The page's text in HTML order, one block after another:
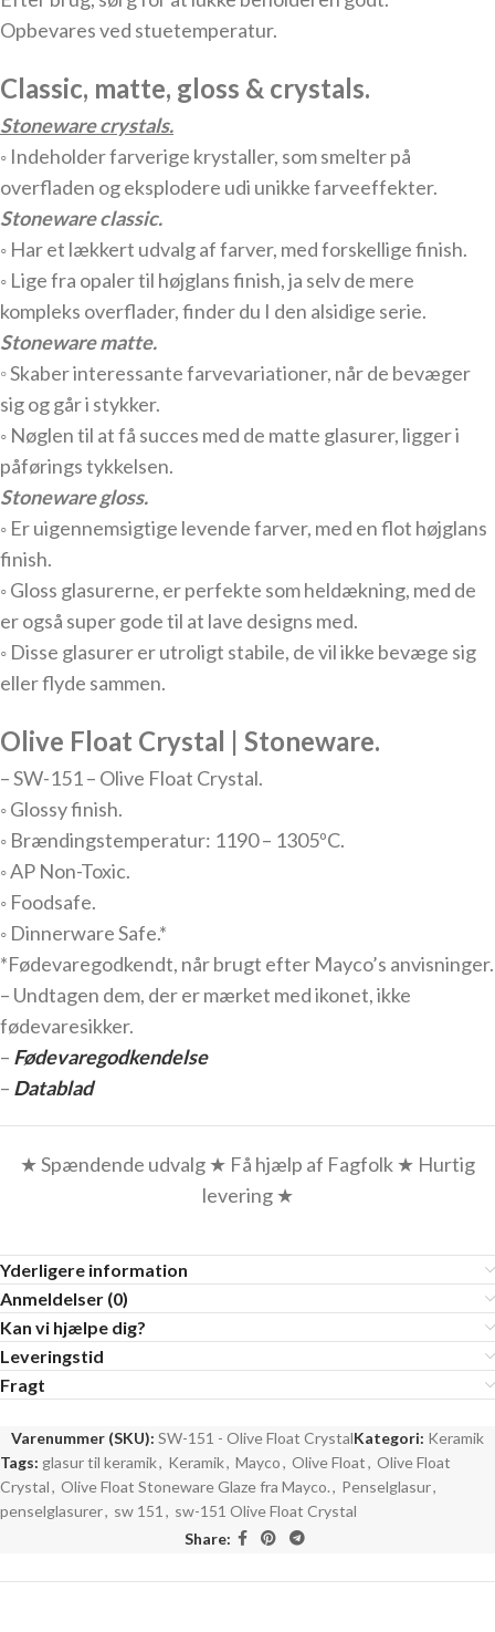
Opbevares ved stuetemperatur.
Classic, matte, gloss & crystals.
Stoneware crystals.
◦ Indeholder farverige krystaller, som smelter på
overfladen og eksplodere udi unikke farveeffekter.
Stoneware classic.
◦ Har et lækkert udvalg af farver, med forskellige finish.
◦ Lige fra opaler til højglans finish, ja selv de mere
kompleks overflader, finder du I den alsidige serie.
Stoneware matte.
◦Skaber interessante farvevariationer, når de bevæger
sig og går i stykker.
◦ Nøglen til at få succes med de matte glasurer, ligger i
påførings tykkelsen.
Stoneware gloss.
◦ Er uigennemsigtige levende farver, med en flot højglans
finish.
◦ Gloss glasurerne, er perfekte som heldækning, med de
er også super gode til at lave designs med.
◦ Disse glasurer er utroligt stabile, de vil ikke bevæge sig
eller flyde sammen.
Olive Float Crystal | Stoneware.
– SW-151 – Olive Float Crystal.
◦ Glossy finish.
◦ Brændingstemperatur: 1190 – 1305ºC.
◦ AP Non-Toxic.
◦ Foodsafe.
◦ Dinnerware Safe.*
*Fødevaregodkendt, når brugt efter Mayco’s anvisninger.
– Undtagen dem, der er mærket med ikonet, ikke
fødevaresikker.
– Fødevaregodkendelse
– Datablad
★ Spændende udvalg ★ Få hjælp af Fagfolk ★ Hurtig
levering ★
Yderligere information
Anmeldelser (0)
Kan vi hjælpe dig?
Leveringstid
Fragt
Varenummer (SKU): SW-151 - Olive Float CrystalKategori: Keramik
Tags: glasur til keramik, Keramik, Mayco, Olive Float, Olive Float
Crystal, Olive Float Stoneware Glaze fra Mayco., Penselglasur,
penselglasurer, sw 151, sw-151 Olive Float Crystal
Share: